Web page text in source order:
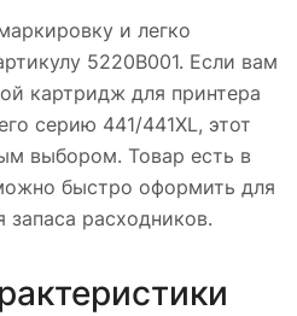
и легко
5220B001. Если вам
картридж для принтера
серию 441/441XL, этот
выбором. Товар есть в
быстро оформить для
расходников.